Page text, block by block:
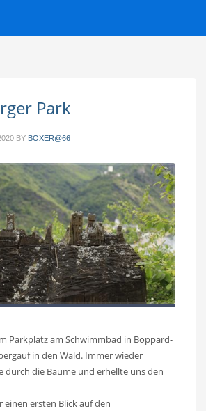
Park
BY BOXER@66
Parkplatz am Schwimmbad in Boppard-
in den Wald. Immer wieder
durch die Bäume und erhellte uns den
einen ersten Blick auf den